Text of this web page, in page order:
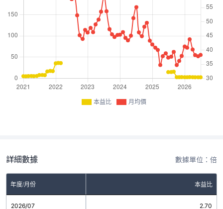
本益比 月均價
詳細數據 數據單位：倍
年度/月份 本益比
2026/07 2.70